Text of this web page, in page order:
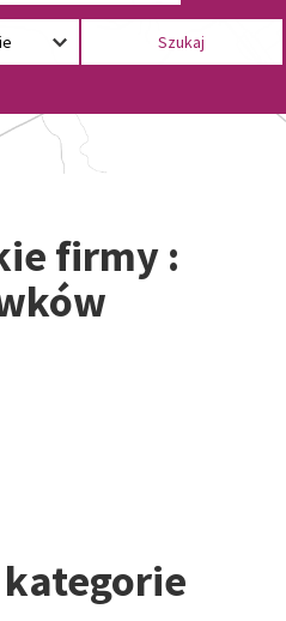
firmy :
kategorie